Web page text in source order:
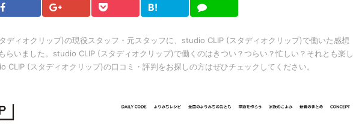
Facebook Google+ Pocket
B!
は
ブ
LINE
ディオクリップ)の現役スタッフ・元スタッフに、studio CLIP (スタディオクリップ)で働いた感想
らいました。studio CLIP (スタディオクリップ)で働くのはきつい？つらい？忙しい？それとも楽し
CLIP (スタディオクリップ)の口コミ・評判をお探しの方はぜひチェックしてください。